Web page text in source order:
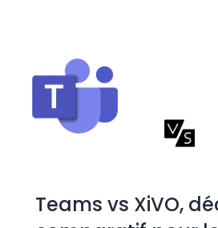
Teams vs XiVO,